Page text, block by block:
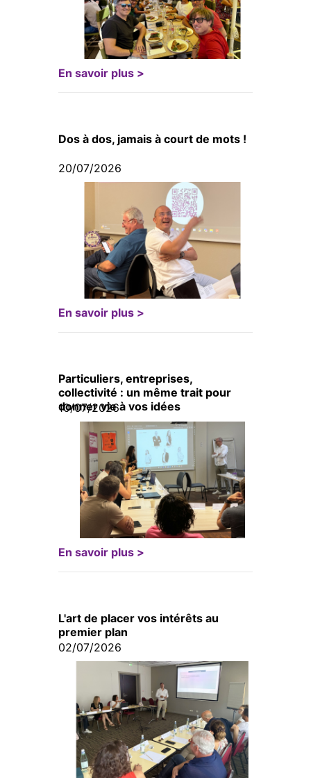
En savoir plus >
Dos à dos, jamais à court de mots !
20/07/2026
En savoir plus >
Particuliers, entreprises,
collectivité : un même trait pour
donner vie à vos idées
10/07/2026
En savoir plus >
L'art de placer vos intérêts au
premier plan
02/07/2026